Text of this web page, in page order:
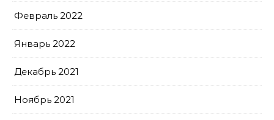
Февраль 2022
Январь 2022
Декабрь 2021
Ноябрь 2021